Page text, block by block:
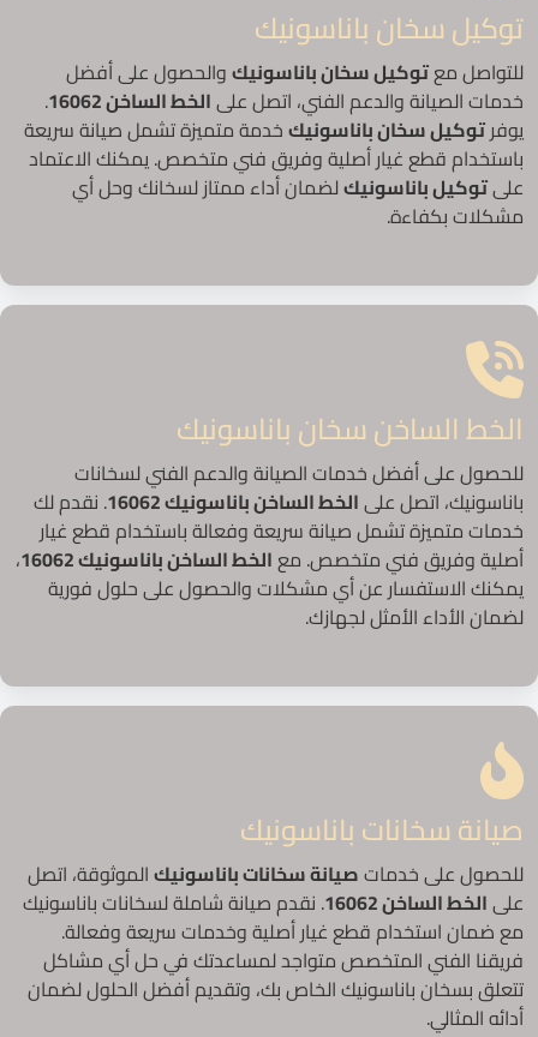
توكيل سخان باناسونيك
للتواصل معتوكيل سخان باناسونيكوالحصول على أفضل
خدمات الصيانة والدعم الفني، اتصل علىالخط الساخن 16062
.
يوفرتوكيل سخان باناسونيكخدمة متميزة تشمل صيانة سريعة
باستخدام قطع غيار أصلية وفريق فني متخصص. يمكنك الاعتماد
علىتوكيل باناسونيكلضمان أداء ممتاز لسخانك وحل أي
مشكلات بكفاءة.
الخط الساخن سخان باناسونيك
للحصول على أفضل خدمات الصيانة والدعم الفني لسخانات
باناسونيك، اتصل علىالخط الساخن باناسونيك 16062
. نقدم لك
خدمات متميزة تشمل صيانة سريعة وفعالة باستخدام قطع غيار
أصلية وفريق فني متخصص. معالخط الساخن باناسونيك 16062
،
يمكنك الاستفسار عن أي مشكلات والحصول على حلول فورية
لضمان الأداء الأمثل لجهازك.
صيانة سخانات باناسونيك
للحصول على خدماتصيانة سخانات باناسونيكالموثوقة، اتصل
علىالخط الساخن 16062
. نقدم صيانة شاملة لسخانات باناسونيك
مع ضمان استخدام قطع غيار أصلية وخدمات سريعة وفعالة.
فريقنا الفني المتخصص متواجد لمساعدتك في حل أي مشاكل
تتعلق بسخان باناسونيك الخاص بك، وتقديم أفضل الحلول لضمان
أدائه المثالي.